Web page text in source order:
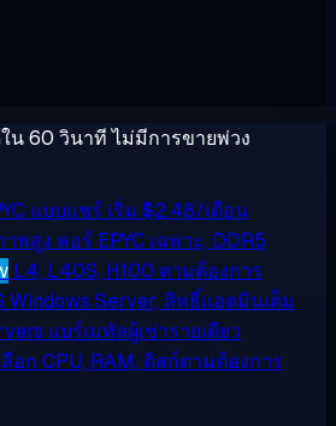
น 60 วินาที ไม่มีการขายพ่วง
แบบแชร์ เริ่ม $2.48/เดือน
พสูง คอร์ EPYC เฉพาะ, DDR5
L4, L40S, H100 ตามต้องการ
Windows Server, สิทธิ์แอดมินเต็ม
แบร์เมทัลผู้เช่ารายเดียว
ลือก CPU, RAM, ดิสก์ตามต้องการ